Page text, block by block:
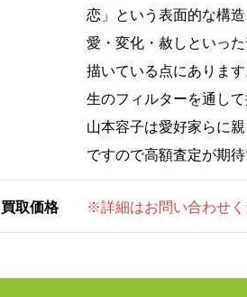
恋」という表面的な構
愛・変化・赦しといっ
描いている点にありま
生のフィルターを通し
山本容子は愛好家らに
ですので高額査定が期待
買取価格 ※詳細はお問い合わせく